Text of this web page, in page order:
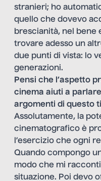
stranieri; ho
quello che dovevo
brescianità, nel bene
trovare adesso un
due punti di vista: lo
generazioni.
Pensi che l’aspetto
cinema aiuti a
argomenti di questo
Assolutamente, la
cinematografico è
l’esercizio che ogni
Quando compongo
modo che mi
situazione. Poi devo